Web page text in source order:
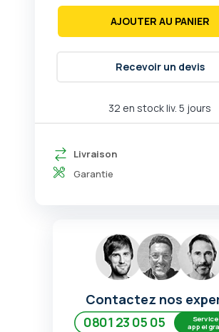
32 en stock liv. 5 jours
Livraison
Garantie
AJOUTER AU PANIER
Recevoir un devis
Contactez nos
0801 23 05 05
appel